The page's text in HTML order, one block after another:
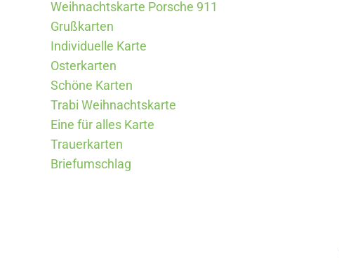
Weihnachtskarte Porsche 911
Grußkarten
Individuelle Karte
Osterkarten
Schöne Karten
Trabi Weihnachtskarte
Eine für alles Karte
Trauerkarten
Briefumschlag